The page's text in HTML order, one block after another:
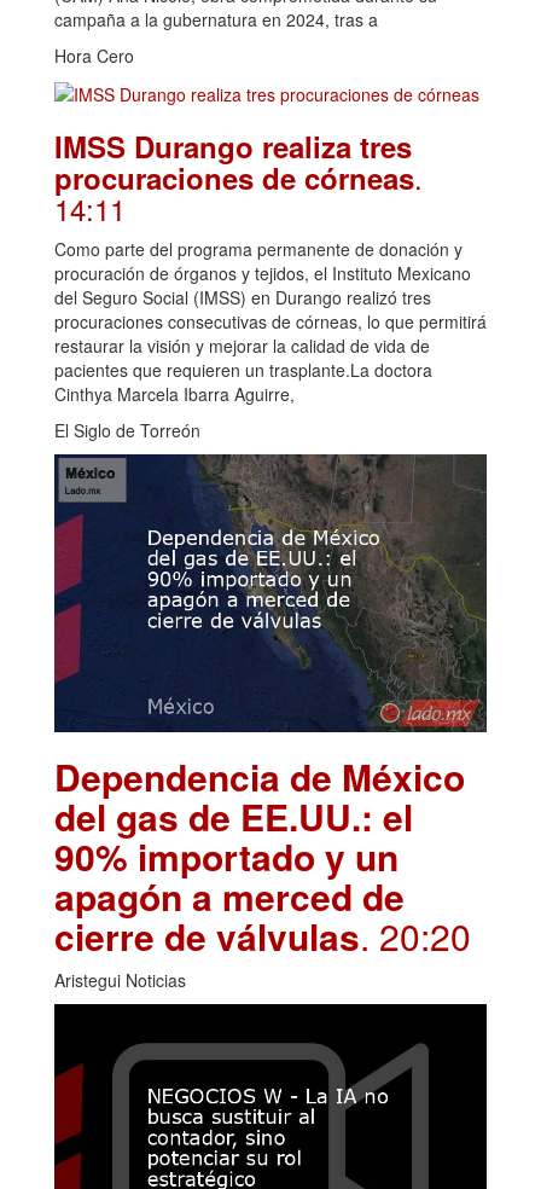
campaña a la gubernatura en 2024, tras a
Hora Cero
IMSS Durango realiza tres
procuraciones de córneas.
14:11
Como parte del programa permanente de donación y
procuración de órganos y tejidos, el Instituto Mexicano
del Seguro Social (IMSS) en Durango realizó tres
procuraciones consecutivas de córneas, lo que permitirá
restaurar la visión y mejorar la calidad de vida de
pacientes que requieren un trasplante.La doctora
Cinthya Marcela Ibarra Aguirre,
El Siglo de Torreón
Dependencia de México
del gas de EE.UU.: el
90% importado y un
apagón a merced de
cierre de válvulas. 20:20
Aristegui Noticias